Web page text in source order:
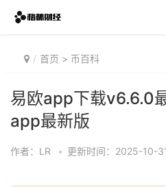
首页 > 币百科
易欧app下载v6.6.0
app最新版
作者：LR • 更新时间：2025-10-